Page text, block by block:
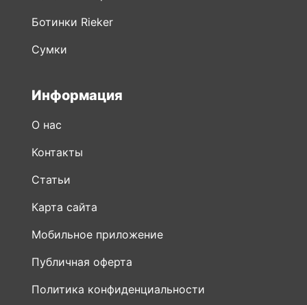
Ботинки Rieker
Сумки
Информация
О нас
Контакты
Статьи
Карта сайта
Мобильное приложение
Публичная оферта
Политика конфиденциальности